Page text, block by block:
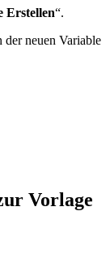
Erstellen“.
der neuen Variable
Vorlage